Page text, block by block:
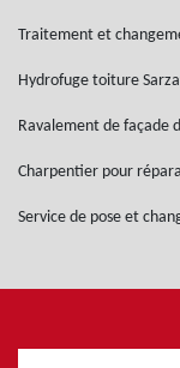
Traitement et
Hydrofuge toiture
Ravalement de façade
Charpentier pour
Service de pose et